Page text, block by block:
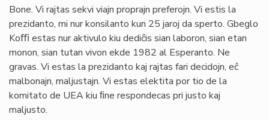
Bone. Vi rajtas sekvi viajn proprajn preferojn. Vi estis la
prezidanto, mi nur konsilanto kun 25 jaroj da sperto. Gbeglo
Koﬃ estas nur aktivulo kiu dediĉis sian laboron, sian etan
monon, sian tutan vivon ekde 1982 al Esperanto. Ne
gravas. Vi estas la prezidanto kaj rajtas fari decidojn, eĉ
malbonajn, maljustajn. Vi estas elektita por tio de la
komitato de UEA kiu ﬁne respondecas pri justo kaj
maljusto.